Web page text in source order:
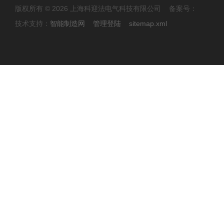
版权所有 © 2026 上海科迎法电气科技有限公司 备案号：
技术支持： 智能制造网 管理登陆 sitemap.xml